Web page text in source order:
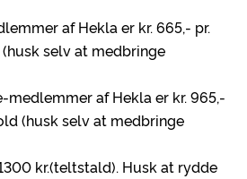
af Hekla er kr. 665,- pr.
selv at medbringe
af Hekla er kr. 965,-
(husk selv at medbringe
kr.(teltstald). Husk at rydde